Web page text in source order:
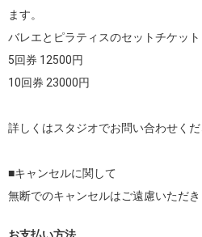
ます。
バレエとピラティスのセットチケット
5回券 12500円
10回券 23000円
詳しくはスタジオでお問い合わせくだ
■キャンセルに関して
無断でのキャンセルはご遠慮いただ